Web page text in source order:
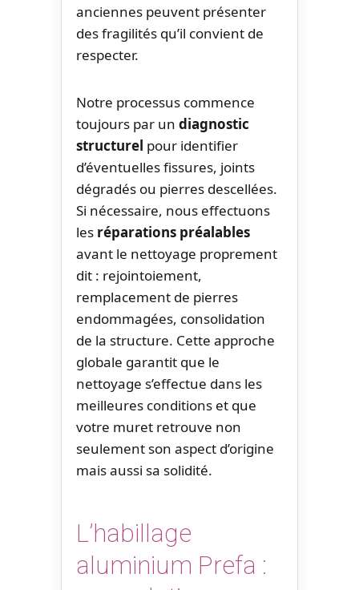
anciennes peuvent présenter
des fragilités qu’il convient de
respecter.
Notre processus commence
toujours par un diagnostic
structurel pour identifier
d’éventuelles fissures, joints
dégradés ou pierres descellées.
Si nécessaire, nous effectuons
les réparations préalables
avant le nettoyage proprement
dit : rejointoiement,
remplacement de pierres
endommagées, consolidation
de la structure. Cette approche
globale garantit que le
nettoyage s’effectue dans les
meilleures conditions et que
votre muret retrouve non
seulement son aspect d’origine
mais aussi sa solidité.
L’habillage
aluminium Prefa :